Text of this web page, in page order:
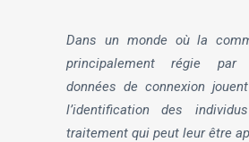
Dans un monde où la
principalement régie par
données de connexion
l’identification des
traitement qui peut leur être